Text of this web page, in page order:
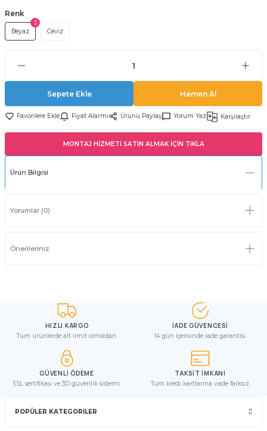
Renk
Beyaz Ceviz
Sepete Ekle Hemen Al
Fiyat Alarmı Ürünü Paylaş Yorum Yaz Karşılaştır
MONTAJ HİZMETİ SATIN ALMAK İÇİN TIKLA
Ürün Bilgisi
Yorumlar (0)
Önerileriniz
HIZLI KARGO
Tüm ürünlerde alt limit olmadan.
İADE GÜVENCESİ
14 gün içerisinde iade garantisi.
GÜVENLİ ÖDEME
SSL sertifikası ve 3D güvenlik sistemi.
TAKSİT İMKANI
Tüm kredi kartlarına vade farksız.
POPÜLER KATEGORİLER